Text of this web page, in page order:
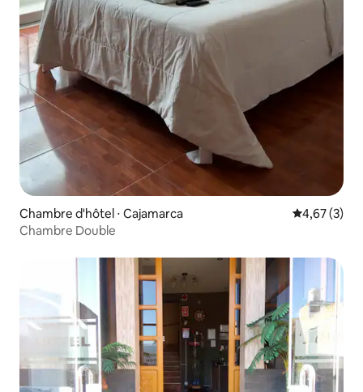
Chambre d'hôtel ⋅ Cajamarca Évaluation
4,67 (3)
Chambre Double